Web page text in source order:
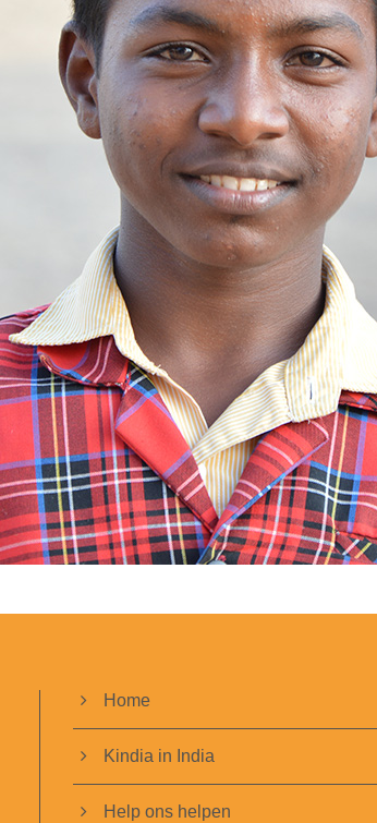
Home
Kindia in India
Help ons helpen